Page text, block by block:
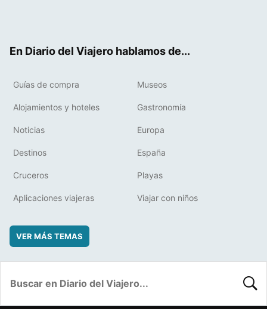
En Diario del Viajero hablamos de...
Guías de compra Museos
Alojamientos y hoteles Gastronomía
Noticias Europa
Destinos España
Cruceros Playas
Aplicaciones viajeras Viajar con niños
VER MÁS TEMAS